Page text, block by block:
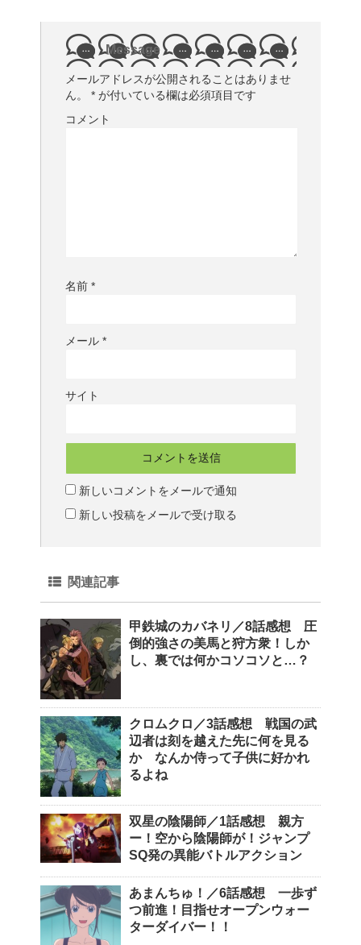
Message
メールアドレスが公開されることはありませ
ん。
* が付いている欄は必須項目です
コメント
名前 *
メール *
サイト
新しいコメントをメールで通知
新しい投稿をメールで受け取る
関連記事
甲鉄城のカバネリ／8話感想 圧
倒的強さの美馬と狩方衆！しか
し、裏では何かコソコソと…？
クロムクロ／3話感想 戦国の武
辺者は刻を越えた先に何を見る
か なんか侍って子供に好かれ
るよね
双星の陰陽師／1話感想 親方
ー！空から陰陽師が！ジャンプ
SQ発の異能バトルアクション
あまんちゅ！／6話感想 一歩ず
つ前進！目指せオープンウォー
ターダイバー！！